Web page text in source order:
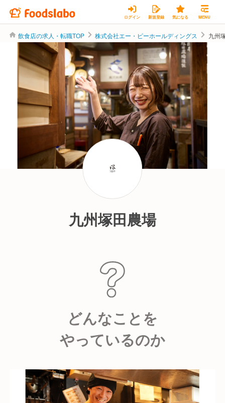
ログイン 新規登録 気になる MENU
飲食店の求人・転職TOP 株式会社エー・ピーホールディングス 九州
株式会社エー・ピーホールディングス
九州塚田農場
どんなことを
やっているのか